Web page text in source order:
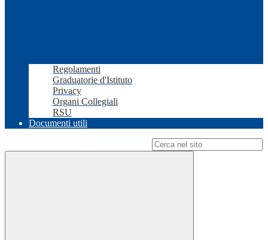
Regolamenti
Graduatorie d'Istituto
Privacy
Organi Collegiali
RSU
Documenti utili